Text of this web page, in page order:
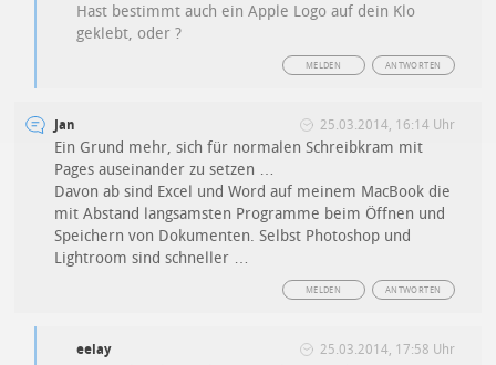
Hast bestimmt auch ein Apple Logo auf dein Klo
geklebt, oder ?
ANTWORTEN
MELDEN
Jan 25.03.2014, 16:14 Uhr
Ein Grund mehr, sich für normalen Schreibkram mit
Pages auseinander zu setzen …
Davon ab sind Excel und Word auf meinem MacBook die
mit Abstand langsamsten Programme beim Öffnen und
Speichern von Dokumenten. Selbst Photoshop und
Lightroom sind schneller …
ANTWORTEN
MELDEN
eelay 25.03.2014, 17:58 Uhr